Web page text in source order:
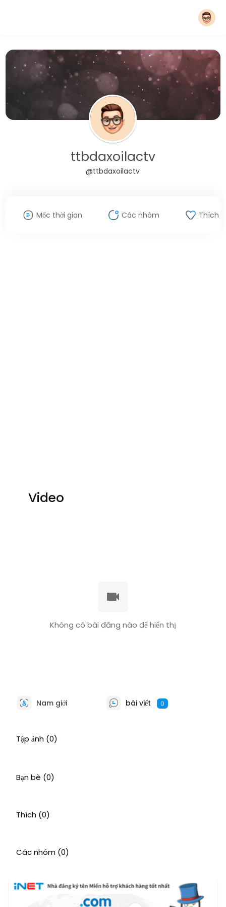
ttbdaxoilactv
@ttbdaxoilactv
Mốc thời gian Các nhóm Thích
Video
Không có bài đăng nào để hiển thị
Nam giới bài viết 0
Tập ảnh (0)
Bạn bè (0)
Thích (0)
Các nhóm (0)